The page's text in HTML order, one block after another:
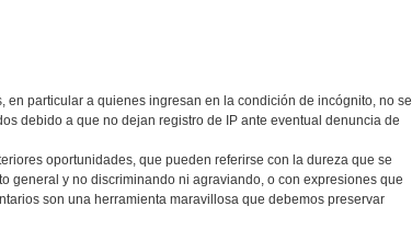
en particular a quienes ingresan en la condición de incógnito, no se
debido a que no dejan registro de IP ante eventual denuncia de
oportunidades, que pueden referirse con la dureza que se
general y no discriminando ni agraviando, o con expresiones que
son una herramienta maravillosa que debemos preservar